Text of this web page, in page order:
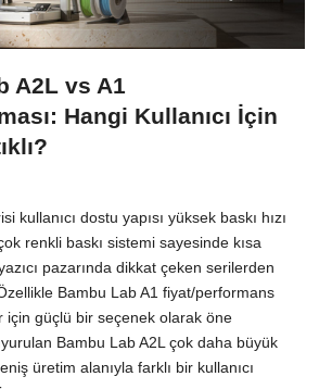
A2L vs A1
Hangi Kullanıcı İçin
kullanıcı dostu yapısı yüksek baskı hızı
renkli baskı sistemi sayesinde kısa
pazarında dikkat çeken serilerden
Bambu Lab A1 fiyat/performans
için güçlü bir seçenek olarak öne
Bambu Lab A2L çok daha büyük
üretim alanıyla farklı bir kullanıcı